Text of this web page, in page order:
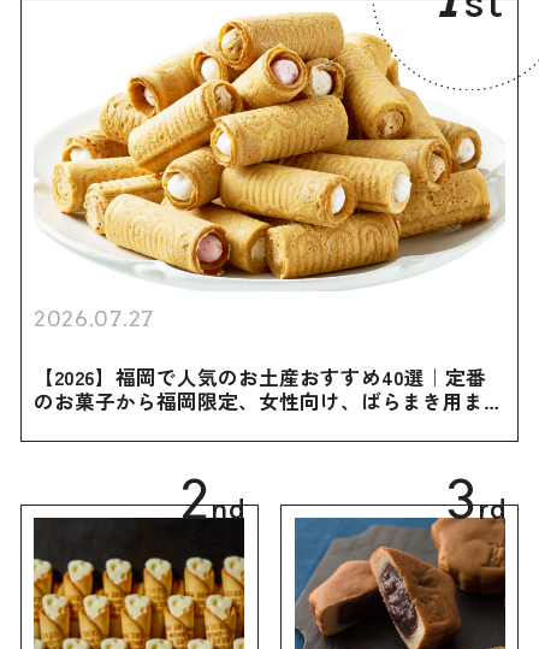
2026.07.27
【2026】福岡で人気のお土産おすすめ40選｜定番
のお菓子から福岡限定、女性向け、ばらまき用まで
2nd 3rd